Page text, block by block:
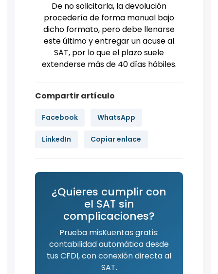
De no solicitarla, la devolución
procedería de forma manual bajo
dicho formato, pero debe llenarse
este último y entregar un acuse al
SAT, por lo que el plazo suele
extenderse más de 40 días hábiles.
Compartir artículo
Facebook WhatsApp
LinkedIn Copiar enlace
¿Quieres cumplir con
el SAT sin
complicaciones?
Prueba misKuentas gratis:
contabilidad automática desde
tus CFDI, con conexión directa al
SAT.